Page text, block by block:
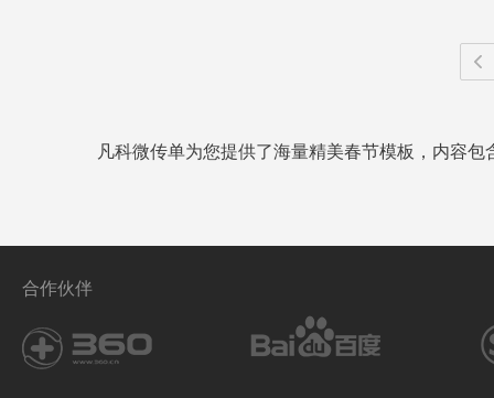
凡科微传单为您提供了海量精美春节模板，内容
合作伙伴